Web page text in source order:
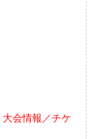
会情報／チケ